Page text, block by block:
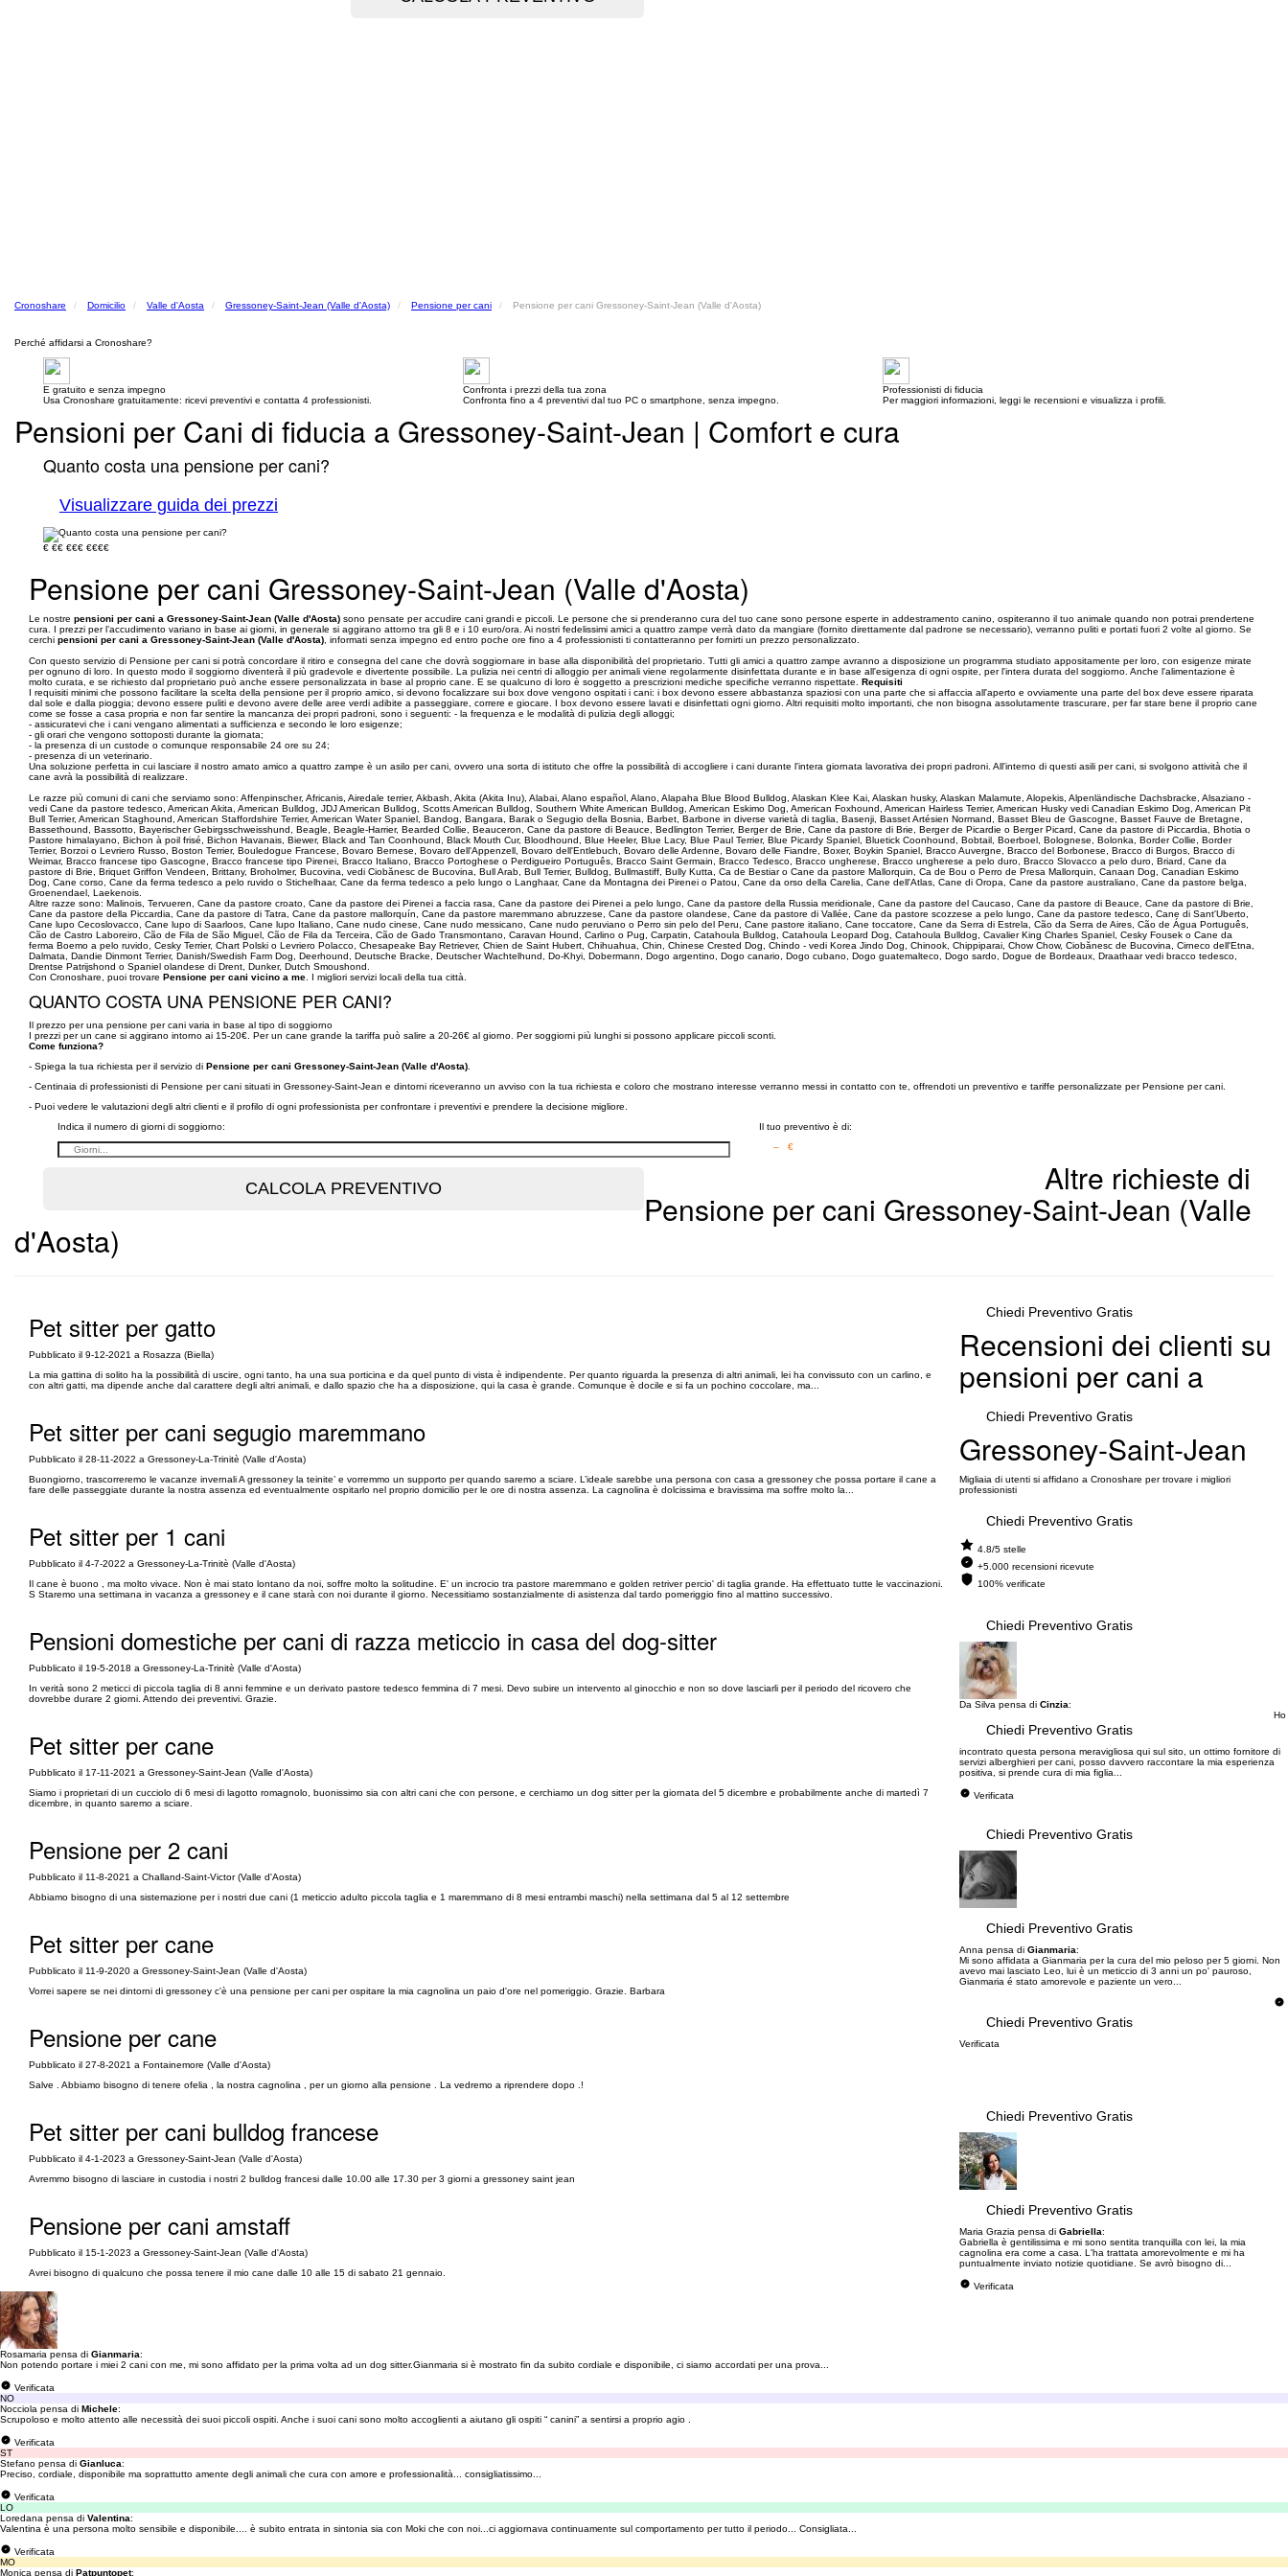
Cronoshare Domicilio Valle d'Aosta Gressoney-Saint-Jean (Valle d'Aosta) Pensione per cani Pensione per cani Gressoney-Saint-Jean (Valle d'Aosta)
Perché affidarsi a Cronoshare?
E gratuito e senza impegno
Usa Cronoshare gratuitamente: ricevi preventivi e contatta 4 professionisti.
Confronta i prezzi della tua zona
Confronta fino a 4 preventivi dal tuo PC o smartphone, senza impegno.
Professionisti di fiducia
Per maggiori informazioni, leggi le recensioni e visualizza i profili.
Pensioni per Cani di fiducia a Gressoney-Saint-Jean | Comfort e cura
Quanto costa una pensione per cani?
Visualizzare guida dei prezzi
€ €€ €€€ €€€€
Pensione per cani Gressoney-Saint-Jean (Valle d'Aosta)
Le nostre pensioni per cani a Gressoney-Saint-Jean (Valle d'Aosta) sono pensate per accudire cani grandi e piccoli. Le persone che si prenderanno cura del tuo cane sono persone esperte in addestramento canino, ospiteranno il tuo animale quando non potrai prendertene
cura. I prezzi per l’accudimento variano in base ai giorni, in generale si aggirano attorno tra gli 8 e i 10 euro/ora. Ai nostri fedelissimi amici a quattro zampe verrà dato da mangiare (fornito direttamente dal padrone se necessario), verranno puliti e portati fuori 2 volte al giorno. Se
cerchi pensioni per cani a Gressoney-Saint-Jean (Valle d'Aosta) , informati senza impegno ed entro poche ore fino a 4 professionisti ti contatteranno per fornirti un prezzo personalizzato.
Con questo servizio di Pensione per cani si potrà concordare il ritiro e consegna del cane che dovrà soggiornare in base alla disponibilità del proprietario. Tutti gli amici a quattro zampe avranno a disposizione un programma studiato appositamente per loro, con esigenze mirate
per ognuno di loro. In questo modo il soggiorno diventerà il più gradevole e divertente possibile. La pulizia nei centri di alloggio per animali viene regolarmente disinfettata durante e in base all'esigenza di ogni ospite, per l'intera durata del soggiorno. Anche l'alimentazione è
molto curata, e se richiesto dal proprietario può anche essere personalizzata in base al proprio cane. E se qualcuno di loro è soggetto a prescrizioni mediche specifiche verranno rispettate. Requisiti
I requisiti minimi che possono facilitare la scelta della pensione per il proprio amico, si devono focalizzare sui box dove vengono ospitati i cani: i box devono essere abbastanza spaziosi con una parte che si affaccia all'aperto e ovviamente una parte del box deve essere riparata
dal sole e dalla pioggia; devono essere puliti e devono avere delle aree verdi adibite a passeggiare, correre e giocare. I box devono essere lavati e disinfettati ogni giorno. Altri requisiti molto importanti, che non bisogna assolutamente trascurare, per far stare bene il proprio cane
come se fosse a casa propria e non far sentire la mancanza dei propri padroni, sono i seguenti: - la frequenza e le modalità di pulizia degli alloggi;
- assicuratevi che i cani vengano alimentati a sufficienza e secondo le loro esigenze;
- gli orari che vengono sottoposti durante la giornata;
- la presenza di un custode o comunque responsabile 24 ore su 24;
- presenza di un veterinario.
Una soluzione perfetta in cui lasciare il nostro amato amico a quattro zampe è un asilo per cani, ovvero una sorta di istituto che offre la possibilità di accogliere i cani durante l'intera giornata lavorativa dei propri padroni. All'interno di questi asili per cani, si svolgono attività che il
cane avrà la possibilità di realizzare.
Le razze più comuni di cani che serviamo sono: Affenpinscher, Africanis, Airedale terrier, Akbash, Akita (Akita Inu), Alabai, Alano español, Alano, Alapaha Blue Blood Bulldog, Alaskan Klee Kai, Alaskan husky, Alaskan Malamute, Alopekis, Alpenländische Dachsbracke, Alsaziano -
vedi Cane da pastore tedesco, American Akita, American Bulldog, JDJ American Bulldog, Scotts American Bulldog, Southern White American Bulldog, American Eskimo Dog, American Foxhound, American Hairless Terrier, American Husky vedi Canadian Eskimo Dog, American Pit
Bull Terrier, American Staghound, American Staffordshire Terrier, American Water Spaniel, Bandog, Bangara, Barak o Segugio della Bosnia, Barbet, Barbone in diverse varietà di taglia, Basenji, Basset Artésien Normand, Basset Bleu de Gascogne, Basset Fauve de Bretagne,
Bassethound, Bassotto, Bayerischer Gebirgsschweisshund, Beagle, Beagle-Harrier, Bearded Collie, Beauceron, Cane da pastore di Beauce, Bedlington Terrier, Berger de Brie, Cane da pastore di Brie, Berger de Picardie o Berger Picard, Cane da pastore di Piccardia, Bhotia o
Pastore himalayano, Bichon à poil frisé, Bichon Havanais, Biewer, Black and Tan Coonhound, Black Mouth Cur, Bloodhound, Blue Heeler, Blue Lacy, Blue Paul Terrier, Blue Picardy Spaniel, Bluetick Coonhound, Bobtail, Boerboel, Bolognese, Bolonka, Border Collie, Border
Terrier, Borzoi o Levriero Russo, Boston Terrier, Bouledogue Francese, Bovaro Bernese, Bovaro dell'Appenzell, Bovaro dell'Entlebuch, Bovaro delle Ardenne, Bovaro delle Fiandre, Boxer, Boykin Spaniel, Bracco Auvergne, Bracco del Borbonese, Bracco di Burgos, Bracco di
Weimar, Bracco francese tipo Gascogne, Bracco francese tipo Pirenei, Bracco Italiano, Bracco Portoghese o Perdigueiro Português, Bracco Saint Germain, Bracco Tedesco, Bracco ungherese, Bracco ungherese a pelo duro, Bracco Slovacco a pelo duro, Briard, Cane da
pastore di Brie, Briquet Griffon Vendeen, Brittany, Broholmer, Bucovina, vedi Ciobănesc de Bucovina, Bull Arab, Bull Terrier, Bulldog, Bullmastiff, Bully Kutta, Ca de Bestiar o Cane da pastore Mallorquin, Ca de Bou o Perro de Presa Mallorquin, Canaan Dog, Canadian Eskimo
Dog, Cane corso, Cane da ferma tedesco a pelo ruvido o Stichelhaar, Cane da ferma tedesco a pelo lungo o Langhaar, Cane da Montagna dei Pirenei o Patou, Cane da orso della Carelia, Cane dell'Atlas, Cane di Oropa, Cane da pastore australiano, Cane da pastore belga,
Groenendael, Laekenois.
Altre razze sono: Malinois, Tervueren, Cane da pastore croato, Cane da pastore dei Pirenei a faccia rasa, Cane da pastore dei Pirenei a pelo lungo, Cane da pastore della Russia meridionale, Cane da pastore del Caucaso, Cane da pastore di Beauce, Cane da pastore di Brie,
Cane da pastore della Piccardia, Cane da pastore di Tatra, Cane da pastore mallorquín, Cane da pastore maremmano abruzzese, Cane da pastore olandese, Cane da pastore di Vallée, Cane da pastore scozzese a pelo lungo, Cane da pastore tedesco, Cane di Sant'Uberto,
Cane lupo Cecoslovacco, Cane lupo di Saarloos, Cane lupo Italiano, Cane nudo cinese, Cane nudo messicano, Cane nudo peruviano o Perro sin pelo del Peru, Cane pastore italiano, Cane toccatore, Cane da Serra di Estrela, Cão da Serra de Aires, Cão de Água Português,
Cão de Castro Laboreiro, Cão de Fila de São Miguel, Cão de Fila da Terceira, Cão de Gado Transmontano, Caravan Hound, Carlino o Pug, Carpatin, Catahoula Bulldog, Catahoula Leopard Dog, Catahoula Bulldog, Cavalier King Charles Spaniel, Cesky Fousek o Cane da
ferma Boemo a pelo ruvido, Cesky Terrier, Chart Polski o Levriero Polacco, Chesapeake Bay Retriever, Chien de Saint Hubert, Chihuahua, Chin, Chinese Crested Dog, Chindo - vedi Korea Jindo Dog, Chinook, Chippiparai, Chow Chow, Ciobănesc de Bucovina, Cirneco dell'Etna,
Dalmata, Dandie Dinmont Terrier, Danish/Swedish Farm Dog, Deerhound, Deutsche Bracke, Deutscher Wachtelhund, Do-Khyi, Dobermann, Dogo argentino, Dogo canario, Dogo cubano, Dogo guatemalteco, Dogo sardo, Dogue de Bordeaux, Draathaar vedi bracco tedesco,
Drentse Patrijshond o Spaniel olandese di Drent, Dunker, Dutch Smoushond.
Con Cronoshare, puoi trovare Pensione per cani vicino a me . I migliori servizi locali della tua città.
QUANTO COSTA UNA PENSIONE PER CANI?
Il prezzo per una pensione per cani varia in base al tipo di soggiorno
I prezzi per un cane si aggirano intorno ai 15-20€. Per un cane grande la tariffa può salire a 20-26€ al giorno. Per soggiorni più lunghi si possono applicare piccoli sconti.
Come funziona?
- Spiega la tua richiesta per il servizio di Pensione per cani Gressoney-Saint-Jean (Valle d'Aosta)
- Centinaia di professionisti di Pensione per cani situati in Gressoney-Saint-Jean e dintorni riceveranno un avviso con la tua richiesta e coloro che mostrano interesse verranno messi in contatto con te, offrendoti un preventivo e tariffe personalizzate per Pensione per cani.
- Puoi vedere le valutazioni degli altri clienti e il profilo di ogni professionista per confrontare i preventivi e prendere la decisione migliore.
Indica il numero di giorni di soggiorno:
Il tuo preventivo è di:
– €
Altre richieste di
Pensione per cani Gressoney-Saint-Jean (Valle
d'Aosta)
Pet sitter per gatto
Pubblicato il 9-12-2021 a Rosazza (Biella)
La mia gattina di solito ha la possibilità di uscire, ogni tanto, ha una sua porticina e da quel punto di vista è indipendente. Per quanto riguarda la presenza di altri animali, lei ha convissuto con un carlino, e
con altri gatti, ma dipende anche dal carattere degli altri animali, e dallo spazio che ha a disposizione, qui la casa è grande. Comunque è docile e si fa un pochino coccolare, ma...
Chiedi Preventivo Gratis
Pet sitter per cani segugio maremmano
Pubblicato il 28-11-2022 a Gressoney-La-Trinitè (Valle d'Aosta)
Buongiorno, trascorreremo le vacanze invernali A gressoney la teinite’ e vorremmo un supporto per quando saremo a sciare. L’ideale sarebbe una persona con casa a gressoney che possa portare il cane a
fare delle passeggiate durante la nostra assenza ed eventualmente ospitarlo nel proprio domicilio per le ore di nostra assenza. La cagnolina è dolcissima e bravissima ma soffre molto la...
Chiedi Preventivo Gratis
Pet sitter per 1 cani
Pubblicato il 4-7-2022 a Gressoney-La-Trinitè (Valle d'Aosta)
Il cane è buono , ma molto vivace. Non è mai stato lontano da noi, soffre molto la solitudine. E' un incrocio tra pastore maremmano e golden retriver percio' di taglia grande. Ha effettuato tutte le vaccinazioni.
S Staremo una settimana in vacanza a gressoney e il cane starà con noi durante il giorno. Necessitiamo sostanzialmente di asistenza dal tardo pomeriggio fino al mattino successivo.
Chiedi Preventivo Gratis
Pensioni domestiche per cani di razza meticcio in casa del dog-sitter
Pubblicato il 19-5-2018 a Gressoney-La-Trinitè (Valle d'Aosta)
In verità sono 2 meticci di piccola taglia di 8 anni femmine e un derivato pastore tedesco femmina di 7 mesi. Devo subire un intervento al ginocchio e non so dove lasciarli per il periodo del ricovero che
dovrebbe durare 2 giorni. Attendo dei preventivi. Grazie.
Chiedi Preventivo Gratis
Pet sitter per cane
Pubblicato il 17-11-2021 a Gressoney-Saint-Jean (Valle d'Aosta)
Siamo i proprietari di un cucciolo di 6 mesi di lagotto romagnolo, buonissimo sia con altri cani che con persone, e cerchiamo un dog sitter per la giornata del 5 dicembre e probabilmente anche di martedì 7
dicembre, in quanto saremo a sciare.
Chiedi Preventivo Gratis
Pensione per 2 cani
Pubblicato il 11-8-2021 a Challand-Saint-Victor (Valle d'Aosta)
Abbiamo bisogno di una sistemazione per i nostri due cani (1 meticcio adulto piccola taglia e 1 maremmano di 8 mesi entrambi maschi) nella settimana dal 5 al 12 settembre
Chiedi Preventivo Gratis
Pet sitter per cane
Pubblicato il 11-9-2020 a Gressoney-Saint-Jean (Valle d'Aosta)
Vorrei sapere se nei dintorni di gressoney c'è una pensione per cani per ospitare la mia cagnolina un paio d'ore nel pomeriggio. Grazie. Barbara
Chiedi Preventivo Gratis
Pensione per cane
Pubblicato il 27-8-2021 a Fontainemore (Valle d'Aosta)
Salve . Abbiamo bisogno di tenere ofelia , la nostra cagnolina , per un giorno alla pensione . La vedremo a riprendere dopo .!
Chiedi Preventivo Gratis
Pet sitter per cani bulldog francese
Pubblicato il 4-1-2023 a Gressoney-Saint-Jean (Valle d'Aosta)
Avremmo bisogno di lasciare in custodia i nostri 2 bulldog francesi dalle 10.00 alle 17.30 per 3 giorni a gressoney saint jean
Chiedi Preventivo Gratis
Pensione per cani amstaff
Pubblicato il 15-1-2023 a Gressoney-Saint-Jean (Valle d'Aosta)
Avrei bisogno di qualcuno che possa tenere il mio cane dalle 10 alle 15 di sabato 21 gennaio.
Chiedi Preventivo Gratis
Recensioni dei clienti su
pensioni per cani a
Gressoney-Saint-Jean
Migliaia di utenti si affidano a Cronoshare per trovare i migliori
professionisti
4.8/5 stelle
+5.000 recensioni ricevute
100% verificate
Da Silva pensa di Cinzia:
Ho
incontrato questa persona meravigliosa qui sul sito, un ottimo fornitore di
servizi alberghieri per cani, posso davvero raccontare la mia esperienza
positiva, si prende cura di mia figlia...
Verificata
Anna pensa di Gianmaria:
Mi sono affidata a Gianmaria per la cura del mio peloso per 5 giorni. Non
avevo mai lasciato Leo, lui è un meticcio di 3 anni un po' pauroso,
Gianmaria é stato amorevole e paziente un vero...
Verificata
Maria Grazia pensa di Gabriella:
Gabriella è gentilissima e mi sono sentita tranquilla con lei, la mia
cagnolina era come a casa. L'ha trattata amorevolmente e mi ha
puntualmente inviato notizie quotidiane. Se avrò bisogno di...
Verificata
Rosamaria pensa di Gianmaria:
Non potendo portare i miei 2 cani con me, mi sono affidato per la prima volta ad un dog sitter.Gianmaria si è mostrato fin da subito cordiale e disponibile, ci siamo accordati per una prova...
Verificata
NO
Nocciola pensa di Michele:
Scrupoloso e molto attento alle necessità dei suoi piccoli ospiti. Anche i suoi cani sono molto accoglienti a aiutano gli ospiti “ canini” a sentirsi a proprio agio .
Verificata
ST
Stefano pensa di Gianluca:
Preciso, cordiale, disponibile ma soprattutto amente degli animali che cura con amore e professionalità... consigliatissimo...
Verificata
LO
Loredana pensa di Valentina:
Valentina è una persona molto sensibile e disponibile.... è subito entrata in sintonia sia con Moki che con noi...ci aggiornava continuamente sul comportamento per tutto il periodo... Consigliata...
Verificata
MO
Monica pensa di Patpuntopet: